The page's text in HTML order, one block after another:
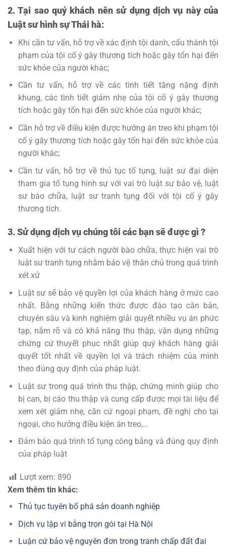
2. Tại sao quý khách nên sử dụng dịch vụ này của
Luật sư hình sự Thái hà:
Khi cần tư vấn, hỗ trợ về xác định tội danh, cấu thành tội
phạm của tội cố ý gây thương tích hoặc gây tổn hại đến
sức khỏe của người khác;
Cần tư vấn, hỗ trợ về các tình tiết tăng nặng định
khung, các tình tiết giảm nhẹ của tội cố ý gây thương
tích hoặc gây tổn hại đến sức khỏe của người khác;
Cần hỗ trợ về điều kiện được hưởng án treo khi phạm tội
cố ý gây thương tích hoặc gây tổn hại đến sức khỏe của
người khác;
Cần tư vấn, hỗ trợ về thủ tục tố tụng, luật sư đại diện
tham gia tố tụng hình sự với vai trò luật sư bảo vệ, luật
sư bào chữa, luật sư tranh tụng đối với tội cố ý gây
thương tích.
3. Sử dụng dịch vụ chúng tôi các bạn sẽ được gì ?
Xuất hiện với tư cách người bào chữa, thực hiện vai trò
luật sư tranh tụng nhằm bảo vệ thân chủ trong quá trình
xét xử
Luật sư sẽ bảo vệ quyền lợi của khách hàng ở mức cao
nhất. Bằng những kiến thức được đào tạo căn bản,
chuyên sâu và kinh nghiệm giải quyết nhiều vụ án phức
tạp, nắm rõ và có khả năng thu thập, vận dụng những
chứng cứ thuyết phục nhất giúp quý khách hàng giải
quyết tốt nhất về quyền lợi và trách nhiệm của mình
theo đúng quy định của pháp luật.
Luật sư trong quá trình thu thập, chứng minh giúp cho
bị can, bị cáo thu thập và cung cấp được mọi tài liệu để
xem xét giảm nhẹ, căn cứ ngoại phạm, đề nghị cho tại
ngoại, cho hưởng điều kiện án treo,…
Đảm bảo quá trình tố tụng công bằng và đúng quy định
của pháp luật
Lượt xem: 890
Xem thêm tin khác:
Thủ tục tuyên bố phá sản doanh nghiệp
Dịch vụ lập vi bằng trọn gói tại Hà Nội
Luận cứ bảo vệ nguyên đơn trong tranh chấp đất đai